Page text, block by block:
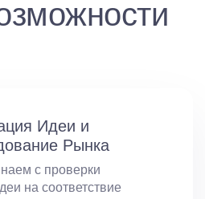
Идеи и
Рынка
с проверки
на соответствие